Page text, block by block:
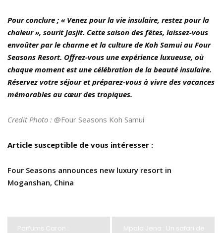
Pour conclure ; « Venez pour la vie insulaire, restez pour la
chaleur », sourit Jasjit. Cette saison des fêtes, laissez-vous
envoûter par le charme et la culture de Koh Samui au Four
Seasons Resort. Offrez-vous une expérience luxueuse, où
chaque moment est une célébration de la beauté insulaire.
Réservez votre séjour et préparez-vous à vivre des vacances
mémorables au cœur des tropiques.
Credit Photo : @Four Seasons Koh Samui
Article susceptible de vous intéresser :
Four Seasons announces new luxury resort in
Moganshan, China
Parfums Caron :
Mpala Jena : Un safari de